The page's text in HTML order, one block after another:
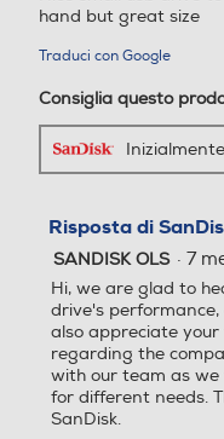
hand but great size
Traduci con Google
Consiglia questo
Risposta di
SANDISK OLS · 7
Hi, we are glad to
drive's
also appreciate
regarding the
with our team as
for different needs.
SanDisk.